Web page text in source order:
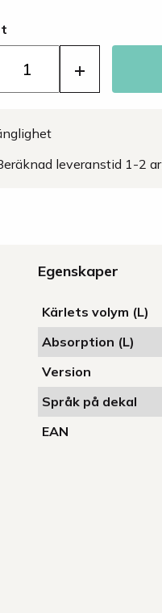
+
leveranstid 1-2
Egenskaper
Kärlets volym (L)
Absorption (L)
Version
Språk på dekal
EAN